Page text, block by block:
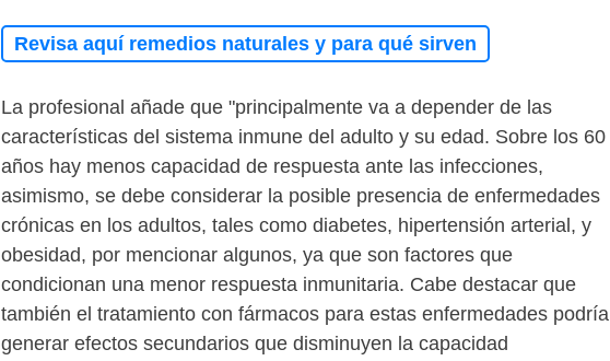
Revisa aquí remedios naturales y para qué sirven
La profesional añade que "principalmente va a depender de las
características del sistema inmune del adulto y su edad. Sobre los 60
años hay menos capacidad de respuesta ante las infecciones,
asimismo, se debe considerar la posible presencia de enfermedades
crónicas en los adultos, tales como diabetes, hipertensión arterial, y
obesidad, por mencionar algunos, ya que son factores que
condicionan una menor respuesta inmunitaria. Cabe destacar que
también el tratamiento con fármacos para estas enfermedades podría
generar efectos secundarios que disminuyen la capacidad